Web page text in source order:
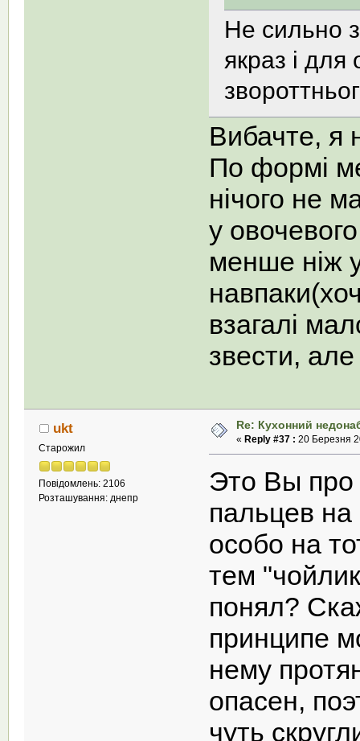
Не сильно
якраз і для
Вибачте, я
По формi
нiчого не
у
менше нiж
взагалi
звести,
ukt
Старожил
Повідомлень: 2106
Розташування: днепр
Re: Кухонний
« Reply #37 : 20 Березня
Это Вы про
пальцев
особо на
тем
понял?
принципе
нему
опасен,
чуть